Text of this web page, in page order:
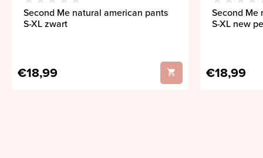
Second Me natural american pants
S-XL zwart
€18,99
Second Me
S-XL new
€18,99